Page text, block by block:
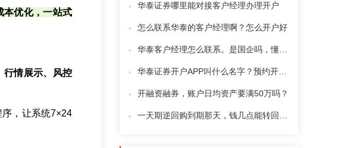
本优化，一站式
行情展示、风控
序，让系统7×24
华泰证券哪里能对接客户经理办理开户
怎么联系华泰的客户经理啊？怎么开户好
开融资融券，账户日均资产要满50万吗？